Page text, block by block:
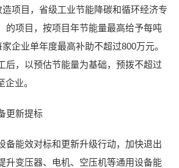
项目，省级工业节能降碳和循环经济专
的项目，按项目年节能量最高给予每吨
企业单年度最高补助不超过800万元。
后，以预估节能量为基础，预拨不超过
业。
更新提标
备能效对标和更新升级行动，加快退出
升变压器、电机、空压机等通用设备能